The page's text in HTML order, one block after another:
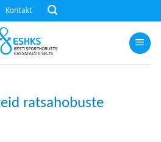
Kontakt
ratsahobuste